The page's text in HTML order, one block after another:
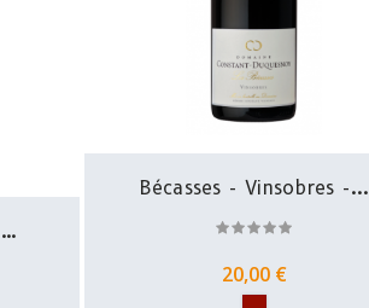
Bécasses - Vinsobres -...
20,00 €